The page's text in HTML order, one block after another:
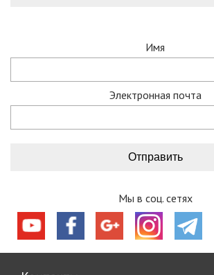
Имя
Электронная почта
Мы в соц. сетях